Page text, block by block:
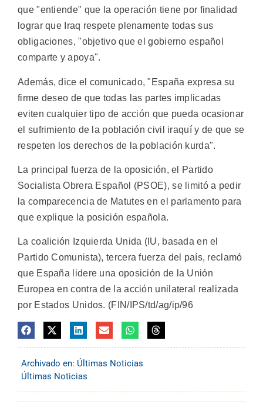
que "entiende" que la operación tiene por finalidad
lograr que Iraq respete plenamente todas sus
obligaciones, "objetivo que el gobierno español
comparte y apoya".
Además, dice el comunicado, "España expresa su
firme deseo de que todas las partes implicadas
eviten cualquier tipo de acción que pueda ocasionar
el sufrimiento de la población civil iraquí y de que se
respeten los derechos de la población kurda".
La principal fuerza de la oposición, el Partido
Socialista Obrera Español (PSOE), se limitó a pedir
la comparecencia de Matutes en el parlamento para
que explique la posición española.
La coalición Izquierda Unida (IU, basada en el
Partido Comunista), tercera fuerza del país, reclamó
que España lidere una oposición de la Unión
Europea en contra de la acción unilateral realizada
por Estados Unidos. (FIN/IPS/td/ag/ip/96
Archivado en: Últimas Noticias
Últimas Noticias